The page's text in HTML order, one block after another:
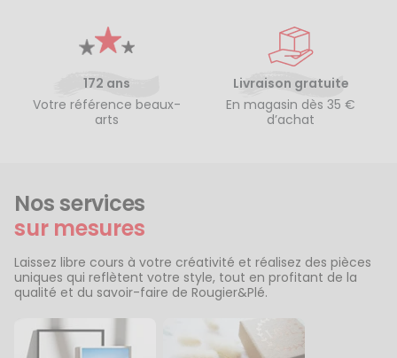
172 ans
Votre référence beaux-
arts
Livraison gratuite
En magasin dès 35 €
d’achat
Nos services
sur mesures
Laissez libre cours à votre créativité et réalisez des pièces
uniques qui reflètent votre style, tout en profitant de la
qualité et du savoir-faire de Rougier&Plé.